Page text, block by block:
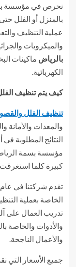
نحرص في مؤسسة
بالمنزل أو الفلل
عملية التنظيف
والميكروبات
بالرياض ماكينات
الكهربائية.
كيف يتم تنظيف
تنظيف الفلل
والمعدات والأمانة
النتائج المطلوبة
مؤسسة بسمة الرياض
كبيرة كلما
تقدم شركتنا في عام
الخاصة بعملية
تدريب العمال على
والأدوات والخاصة
والأعمال الناجحة.
جميع الأسعار التي